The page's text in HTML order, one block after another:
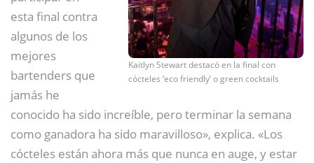
Kaitlyn Stewart destacó en la final con
cócteles ‘eco friendly’ o green cocktails
esta final contra
algunos de los
mejores
bartenders que
jamás he
conocido ha sido increíble, pero terminar la semana
como ganadora ha sido maravilloso», explica. «Los
cócteles están ahora más que nunca en auge, y estar